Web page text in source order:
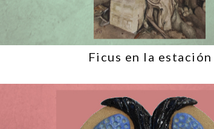
Ficus en la estación